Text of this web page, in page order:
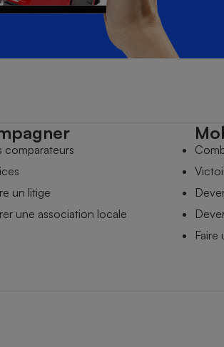
comparateurs
un litige
une association locale
Faire